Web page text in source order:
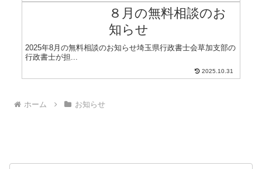
８月の無料相談のお
知らせ
2025年8月の無料相談のお知らせ埼玉県行政書士会草加支部の
行政書士が担...
2025.10.31
ホーム お知らせ